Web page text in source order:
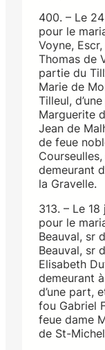
400. – Le
pour le
Voyne,
Thomas de
partie du
Marie de
Tilleul,
Marguerite
Jean de
de feue
demeurant
la Gravelle.
313. – Le
pour le
Beauval, sr
Beauval, sr
Elisabeth
demeurant
d’une part,
fou Gabriel
feue dame
de St-